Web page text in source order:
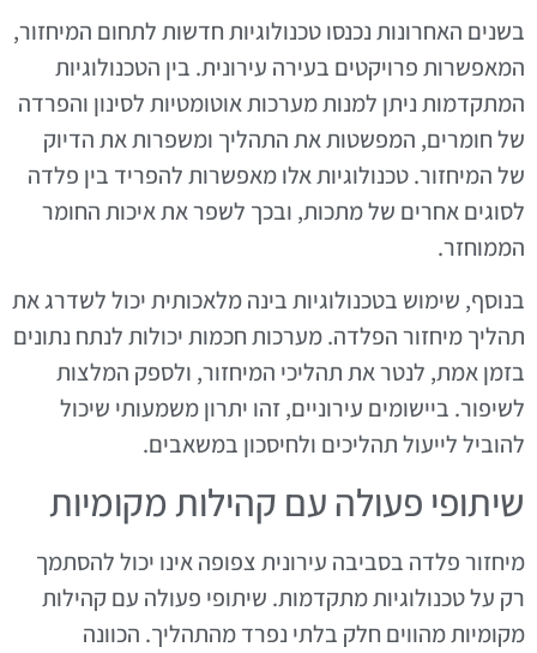
בשנים האחרונות נכנסו טכנולוגיות חדשות לתחום המיחזור,
המאפשרות פרויקטים בעירה עירונית. בין הטכנולוגיות
המתקדמות ניתן למנות מערכות אוטומטיות לסינון והפרדה
של חומרים, המפשטות את התהליך ומשפרות את הדיוק
של המיחזור. טכנולוגיות אלו מאפשרות להפריד בין פלדה
לסוגים אחרים של מתכות, ובכך לשפר את איכות החומר
הממוחזר.
בנוסף, שימוש בטכנולוגיות בינה מלאכותית יכול לשדרג את
תהליך מיחזור הפלדה. מערכות חכמות יכולות לנתח נתונים
בזמן אמת, לנטר את תהליכי המיחזור, ולספק המלצות
לשיפור. ביישומים עירוניים, זהו יתרון משמעותי שיכול
להוביל לייעול תהליכים ולחיסכון במשאבים.
שיתופי פעולה עם קהילות מקומיות
מיחזור פלדה בסביבה עירונית צפופה אינו יכול להסתמך
רק על טכנולוגיות מתקדמות. שיתופי פעולה עם קהילות
מקומיות מהווים חלק בלתי נפרד מהתהליך. הכוונה